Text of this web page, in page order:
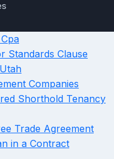
Standards Clause
Companies
Shorthold Tenancy
Trade Agreement
in a Contract